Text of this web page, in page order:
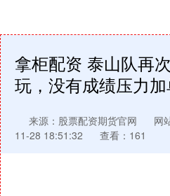
拿柜配资 泰山队再
玩，没有成绩压力
来源：股票配资期货官网 网
11-28 18:51:32
查看：161